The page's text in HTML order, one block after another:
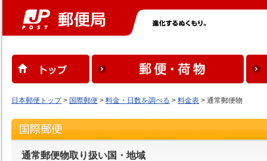
日本郵便トップ> 国際郵便 > 料金・日数を調べる > 料金表 > 通常郵便物
通常郵便物取り扱い国・地域